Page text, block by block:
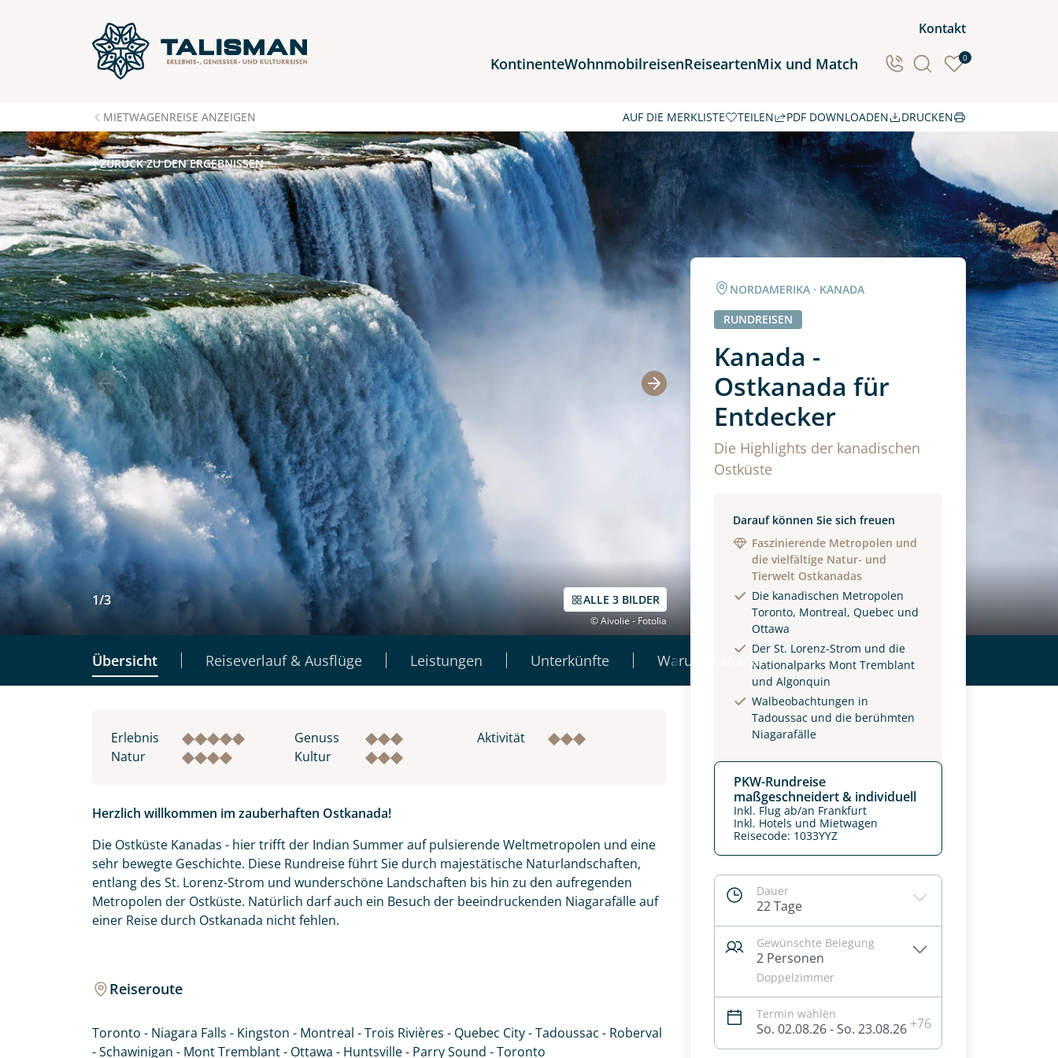
Kontakt
KontinenteWohnmobilreisenReiseartenMix und Match 0
Reiseziele
Nordamerika
Ozeanien
Südamerika
MIETWAGENREISE ANZEIGEN AUF DIE MERKLISTE TEILEN PDF DOWNLOADEN DRUCKEN
ZURÜCK ZU DEN ERGEBNISSEN
1/3 ALLE 3 BILDER
© Aivolie - Fotolia
Übersicht Reiseverlauf & Ausflüge Leistungen Unterkünfte Warum Kanada
NORDAMERIKA · KANADA
RUNDREISEN
Kanada -
Ostkanada für
Entdecker
Die Highlights der kanadischen
Ostküste
Darauf können Sie sich freuen
Faszinierende Metropolen und
die vielfältige Natur- und
Tierwelt Ostkanadas
Die kanadischen Metropolen
Toronto, Montreal, Quebec und
Ottawa
Der St. Lorenz-Strom und die
Nationalparks Mont Tremblant
und Algonquin
Walbeobachtungen in
Tadoussac und die berühmten
Niagarafälle
PKW-Rundreise
maßgeschneidert & individuell
Inkl. Flug ab/an Frankfurt
Inkl. Hotels und Mietwagen
Reisecode: 1033YYZ
Dauer
22 Tage
Gewünschte Belegung
2 Personen
Doppelzimmer
Termin wählen
So. 02.08.26 - So. 23.08.26 +76
Erlebnis Genuss
Aktivität
Natur
Kultur
Herzlich willkommen im zauberhaften Ostkanada!
Die Ostküste Kanadas - hier trifft der Indian Summer auf pulsierende Weltmetropolen und eine
sehr bewegte Geschichte. Diese Rundreise führt Sie durch majestätische Naturlandschaften,
entlang des St. Lorenz-Strom und wunderschöne Landschaften bis hin zu den aufregenden
Metropolen der Ostküste. Natürlich darf auch ein Besuch der beeindruckenden Niagarafälle auf
einer Reise durch Ostkanada nicht fehlen.
Reiseroute
Toronto - Niagara Falls - Kingston - Montreal - Trois Rivières - Quebec City - Tadoussac - Roberval
- Schawinigan - Mont Tremblant - Ottawa - Huntsville - Parry Sound - Toronto